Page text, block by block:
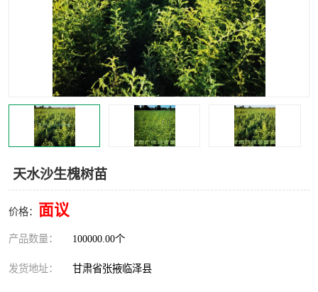
天水沙生槐树苗
价格： 面议
产品数量： 100000.00个
发货地址： 甘肃省张掖临泽县
沙棘苗 柽柳苗
砂生槐 四翅滨藜